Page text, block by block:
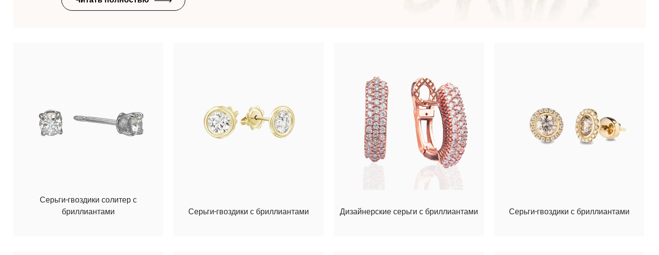
Серьги-гвоздики солитер с
бриллиантами
Серьги-гвоздики с бриллиантами Дизайнерские серьги с бриллиантами Серьги-гвоздики с бриллиантами